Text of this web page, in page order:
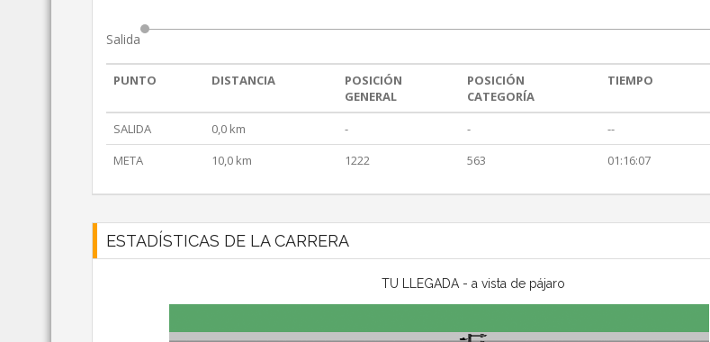
Salida
PUNTO DISTANCIA
POSICIÓN
GENERAL
POSICIÓN
CATEGORÍA
TIEMPO
SALIDA 0,0 km - -
--
META
10,0 km 1222 563 01:16:07
ESTADÍSTICAS DE LA CARRERA
TU LLEGADA - a vista de pájaro